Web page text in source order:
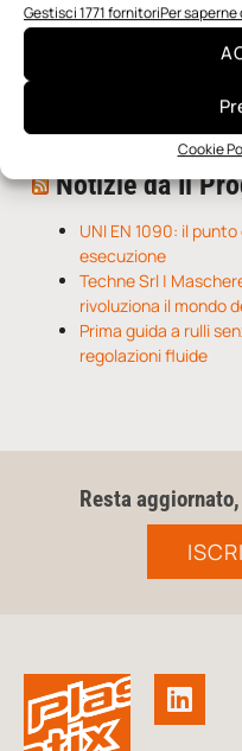
Gestisci 1771 fornitoriPer saperne
Cookie
I nanonastri di
Una nuova mano
O-Ring, tecnica e
Notizie da Il
UNI EN 1090: il
esecuzione
Techne Srl |
rivoluziona il mondo
Prima guida a rulli
regolazioni fluide
Resta